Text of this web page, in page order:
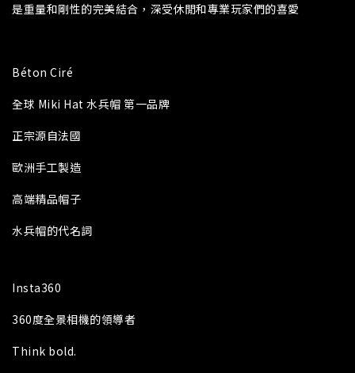
是重量和剛性的完美結合，深受休閒和專業玩家們的喜愛
Béton Ciré
全球 Miki Hat 水兵帽 第一品牌
正宗源自法國
歐洲手工製造
高端精品帽子
水兵帽的代名詞
Insta360
360度全景相機的領導者
Think bold.